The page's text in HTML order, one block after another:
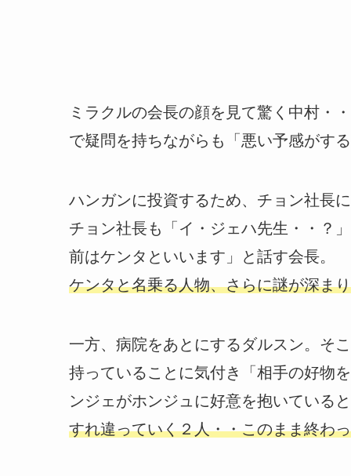
ミラクルの会長の顔を見て驚く中村・
で疑問を持ちながらも「悪い予感がす
ハンガンに投資するため、チョン社長
チョン社長も「イ・ジェハ先生・・？
前はケンタといいます」と話す会長。
ケンタと名乗る人物、さらに謎が深ま
一方、病院をあとにするダルスン。そ
持っていることに気付き「相手の好物
ンジェがホンジュに好意を抱いている
すれ違っていく２人・・このまま終わ